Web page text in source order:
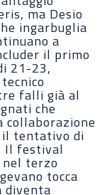
ma Desio
ingarbuglia
a
il primo
21-23,
falli già al
che
collaborazione
il tentativo di
Il festival
nel terzo
tocca
diventa